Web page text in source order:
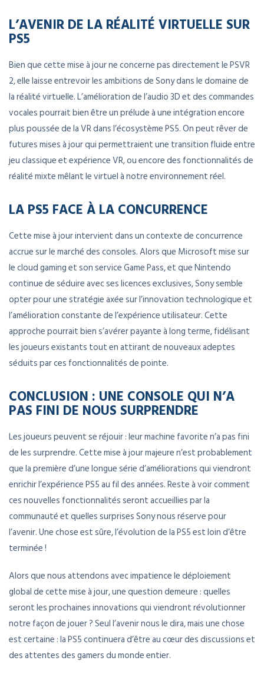
L’AVENIR DE LA RÉALITÉ VIRTUELLE SUR
PS5
Bien que cette mise à jour ne concerne pas directement le PSVR
2, elle laisse entrevoir les ambitions de Sony dans le domaine de
la réalité virtuelle. L’amélioration de l’audio 3D et des commandes
vocales pourrait bien être un prélude à une intégration encore
plus poussée de la VR dans l’écosystème PS5. On peut rêver de
futures mises à jour qui permettraient une transition fluide entre
jeu classique et expérience VR, ou encore des fonctionnalités de
réalité mixte mêlant le virtuel à notre environnement réel.
LA PS5 FACE À LA CONCURRENCE
Cette mise à jour intervient dans un contexte de concurrence
accrue sur le marché des consoles. Alors que Microsoft mise sur
le cloud gaming et son service Game Pass, et que Nintendo
continue de séduire avec ses licences exclusives, Sony semble
opter pour une stratégie axée sur l’innovation technologique et
l’amélioration constante de l’expérience utilisateur. Cette
approche pourrait bien s’avérer payante à long terme, fidélisant
les joueurs existants tout en attirant de nouveaux adeptes
séduits par ces fonctionnalités de pointe.
CONCLUSION : UNE CONSOLE QUI N’A
PAS FINI DE NOUS SURPRENDRE
Les joueurs peuvent se réjouir : leur machine favorite n’a pas fini
de les surprendre. Cette mise à jour majeure n’est probablement
que la première d’une longue série d’améliorations qui viendront
enrichir l’expérience PS5 au fil des années. Reste à voir comment
ces nouvelles fonctionnalités seront accueillies par la
communauté et quelles surprises Sony nous réserve pour
l’avenir. Une chose est sûre, l’évolution de la PS5 est loin d’être
terminée !
Alors que nous attendons avec impatience le déploiement
global de cette mise à jour, une question demeure : quelles
seront les prochaines innovations qui viendront révolutionner
notre façon de jouer ? Seul l’avenir nous le dira, mais une chose
est certaine : la PS5 continuera d’être au cœur des discussions et
des attentes des gamers du monde entier.